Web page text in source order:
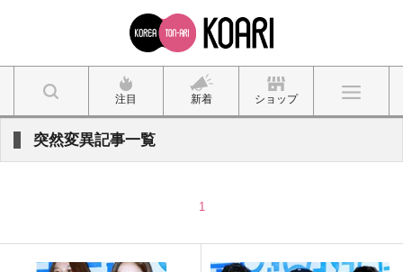
注目 新着 ショップ
突然変異記事一覧
1